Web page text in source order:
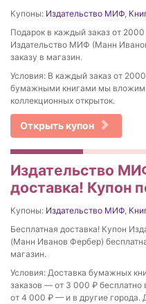
Купоны: Издательство МИФ,
Подарок в каждый заказ от
Издательство МИФ (Манн
заказу в магазин.
Условия: В каждый заказ от
бумажными книгами мы вложим
коллекционных открыток.
Открыть купон
Издательство
доставка! Купон
Купоны: Издательство МИФ,
Бесплатная доставка! Купон
(Манн Иванов Фербер)
магазин.
Условия: Доставка бумажных
заказов — от 3 000 ₽ бесплатно
от 4 000 ₽ — и в другие города.